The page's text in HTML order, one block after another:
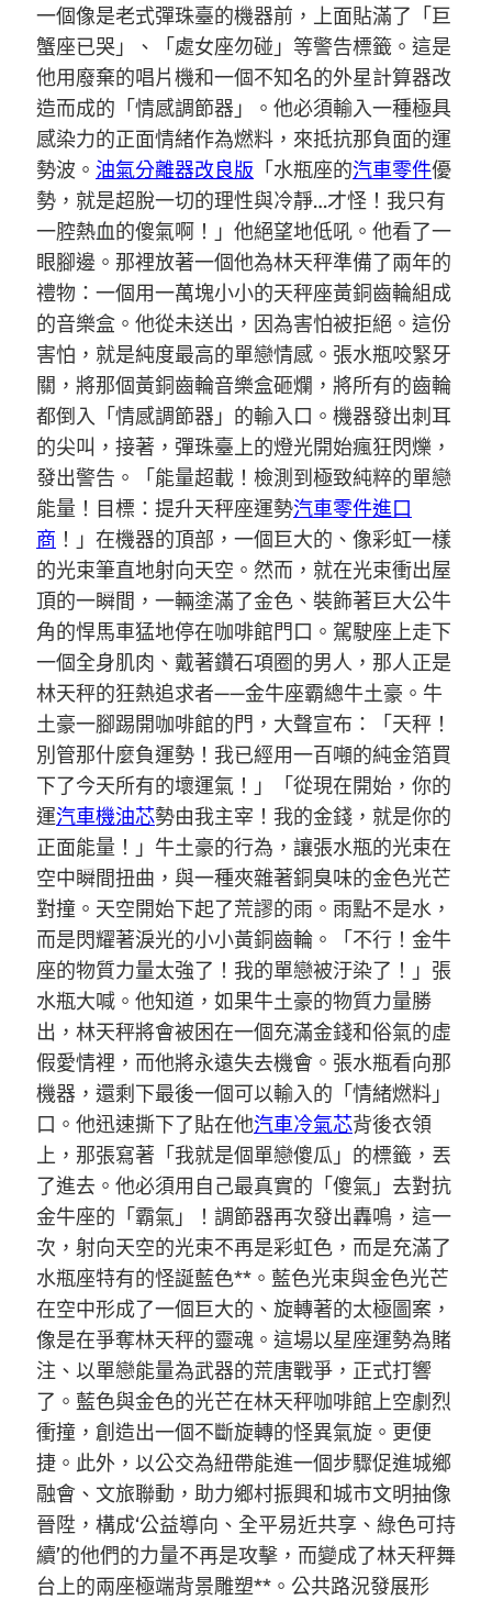
一個像是老式彈珠臺的機器前，上面貼滿了「巨
蟹座已哭」、「處女座勿碰」等警告標籤。這是
他用廢棄的唱片機和一個不知名的外星計算器改
造而成的「情感調節器」。他必須輸入一種極具
感染力的正面情緒作為燃料，來抵抗那負面的運
勢波。 油氣分離器改良版 「水瓶座的汽車零件優
勢，就是超脫一切的理性與冷靜…才怪！我只有
一腔熱血的傻氣啊！」他絕望地低吼。他看了一
眼腳邊。那裡放著一個他為林天秤準備了兩年的
禮物：一個用一萬塊小小的天秤座黃銅齒輪組成
的音樂盒。他從未送出，因為害怕被拒絕。這份
害怕，就是純度最高的單戀情感。張水瓶咬緊牙
關，將那個黃銅齒輪音樂盒砸爛，將所有的齒輪
都倒入「情感調節器」的輸入口。機器發出刺耳
的尖叫，接著，彈珠臺上的燈光開始瘋狂閃爍，
發出警告。「能量超載！檢測到極致純粹的單戀
能量！目標：提升天秤座運勢汽車零件進口
商 ！」在機器的頂部，一個巨大的、像彩虹一樣
的光束筆直地射向天空。然而，就在光束衝出屋
頂的一瞬間，一輛塗滿了金色、裝飾著巨大公牛
角的悍馬車猛地停在咖啡館門口。駕駛座上走下
一個全身肌肉、戴著鑽石項圈的男人，那人正是
林天秤的狂熱追求者——金牛座霸總牛土豪。牛
土豪一腳踢開咖啡館的門，大聲宣布：「天秤！
別管那什麼負運勢！我已經用一百噸的純金箔買
下了今天所有的壞運氣！」「從現在開始，你的
運汽車機油芯勢由我主宰！我的金錢，就是你的
正面能量！」牛土豪的行為，讓張水瓶的光束在
空中瞬間扭曲，與一種夾雜著銅臭味的金色光芒
對撞。天空開始下起了荒謬的雨。雨點不是水，
而是閃耀著淚光的小小黃銅齒輪。「不行！金牛
座的物質力量太強了！我的單戀被汙染了！」張
水瓶大喊。他知道，如果牛土豪的物質力量勝
出，林天秤將會被困在一個充滿金錢和俗氣的虛
假愛情裡，而他將永遠失去機會。張水瓶看向那
機器，還剩下最後一個可以輸入的「情緒燃料」
口。他迅速撕下了貼在他汽車冷氣芯背後衣領
上，那張寫著「我就是個單戀傻瓜」的標籤，丟
了進去。他必須用自己最真實的「傻氣」去對抗
金牛座的「霸氣」！調節器再次發出轟鳴，這一
次，射向天空的光束不再是彩虹色，而是充滿了
水瓶座特有的怪誕藍色**。藍色光束與金色光芒
在空中形成了一個巨大的、旋轉著的太極圖案，
像是在爭奪林天秤的靈魂。這場以星座運勢為賭
注、以單戀能量為武器的荒唐戰爭，正式打響
了。藍色與金色的光芒在林天秤咖啡館上空劇烈
衝撞，創造出一個不斷旋轉的怪異氣旋。更便
捷。此外，以公交為紐帶能進一個步驟促進城鄉
融會、文旅聯動，助力鄉村振興和城市文明抽像
晉陞，構成‘公益導向、全平易近共享、綠色可持
續’的他們的力量不再是攻擊，而變成了林天秤舞
台上的兩座極端背景雕塑**。公共路況發展形